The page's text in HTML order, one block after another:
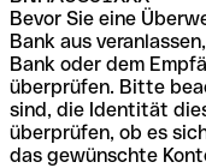
Bevor Sie eine
Bank aus
Bank oder dem
überprüfen. Bitte
sind, die Identität
überprüfen, ob es
das gewünschte